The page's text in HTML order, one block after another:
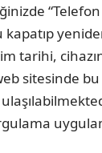
tarihi,
sitesinde